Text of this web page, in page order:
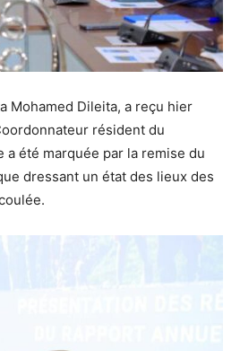
Mohamed Dileita, a reçu hier
résident du
été marquée par la remise du
dressant un état des lieux des